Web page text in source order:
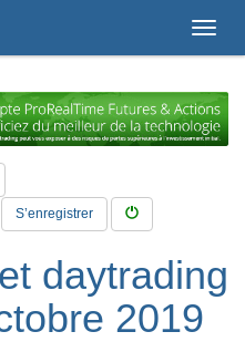
T
g
l
e
n
t
i
S’enregistrer
daytrading
2019